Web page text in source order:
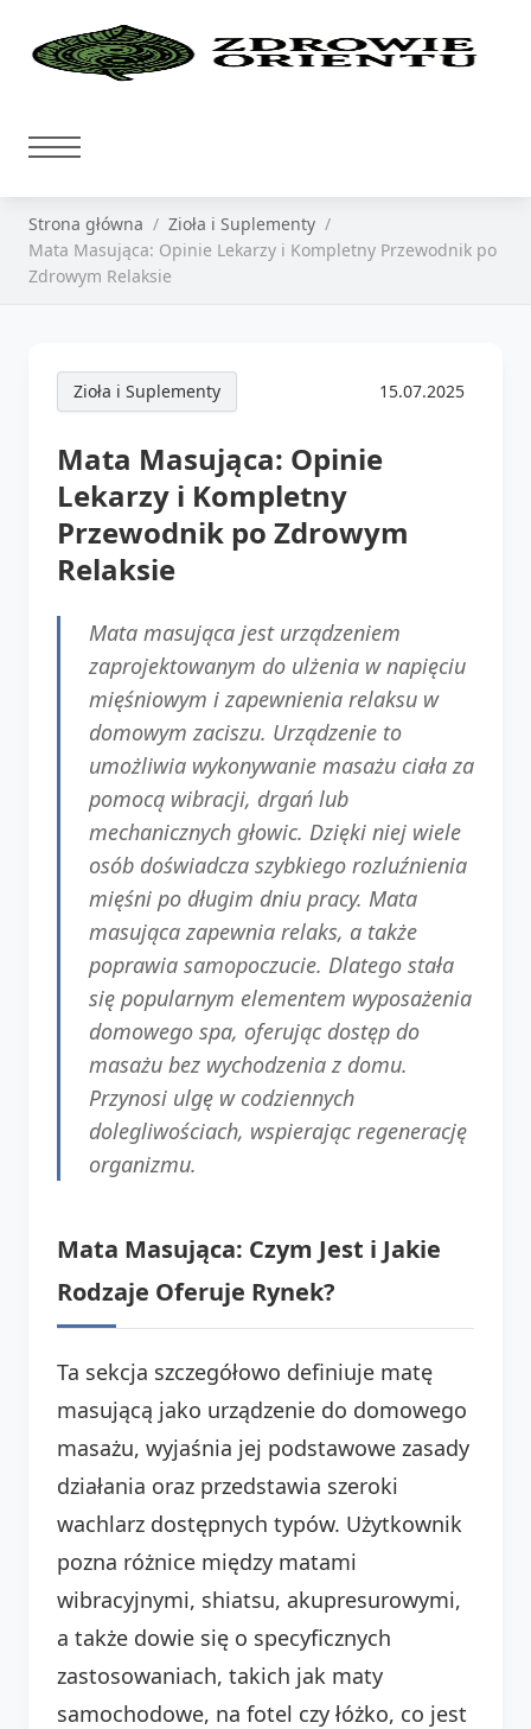
Strona główna
Zioła i Suplementy
Mata Masująca: Opinie Lekarzy i Kompletny Przewodnik po
Zdrowym Relaksie
Zioła i Suplementy 15.07.2025
Mata Masująca: Opinie
Lekarzy i Kompletny
Przewodnik po Zdrowym
Relaksie
Mata masująca jest urządzeniem
zaprojektowanym do ulżenia w napięciu
mięśniowym i zapewnienia relaksu w
domowym zaciszu. Urządzenie to
umożliwia wykonywanie masażu ciała za
pomocą wibracji, drgań lub
mechanicznych głowic. Dzięki niej wiele
osób doświadcza szybkiego rozluźnienia
mięśni po długim dniu pracy. Mata
masująca zapewnia relaks, a także
poprawia samopoczucie. Dlatego stała
się popularnym elementem wyposażenia
domowego spa, oferując dostęp do
masażu bez wychodzenia z domu.
Przynosi ulgę w codziennych
dolegliwościach, wspierając regenerację
organizmu.
Mata Masująca: Czym Jest i Jakie
Rodzaje Oferuje Rynek?
Ta sekcja szczegółowo definiuje matę
masującą jako urządzenie do domowego
masażu, wyjaśnia jej podstawowe zasady
działania oraz przedstawia szeroki
wachlarz dostępnych typów. Użytkownik
pozna różnice między matami
wibracyjnymi, shiatsu, akupresurowymi,
a także dowie się o specyficznych
zastosowaniach, takich jak maty
samochodowe, na fotel czy łóżko, co jest